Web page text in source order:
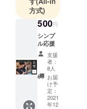
気。
遊び心ある
キュートな
20種以上の
フレーバー
が奏でる芳
方式)
500円
シンプ
ル応援
支援
者：
8人
お届
け予
定：
2021
年12